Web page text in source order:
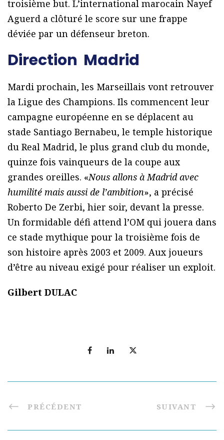
troisième but. L’international marocain Nayef
Aguerd a clôturé le score sur une frappe
déviée par un défenseur breton.
Direction Madrid
Mardi prochain, les Marseillais vont retrouver
la Ligue des Champions. Ils commencent leur
campagne européenne en se déplacent au
stade Santiago Bernabeu, le temple historique
du Real Madrid, le plus grand club du monde,
quinze fois vainqueurs de la coupe aux
grandes oreilles. «Nous allons à Madrid avec
humilité mais aussi de l’ambition», a précisé
Roberto De Zerbi, hier soir, devant la presse.
Un formidable défi attend l’OM qui jouera dans
ce stade mythique pour la troisième fois de
son histoire après 2003 et 2009. Aux joueurs
d’être au niveau exigé pour réaliser un exploit.
Gilbert DULAC
PRÉCÉDENT SUIVANT